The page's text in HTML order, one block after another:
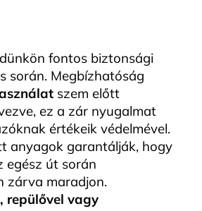
fontos biztonsági
során. Megbízhatóság
szem előtt
ez a zár nyugalmat
értékeik védelmével.
anyagok garantálják, hogy
egész út során
zárva maradjon.
repülővel vagy